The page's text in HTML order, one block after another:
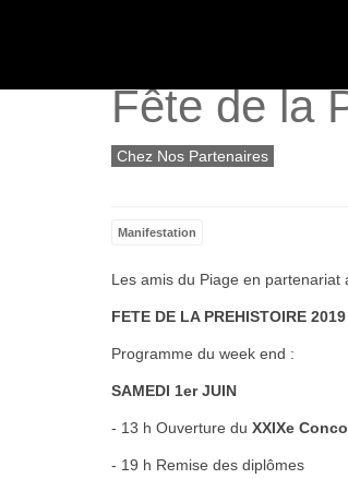
Fête de la
Chez Nos Partenaires
Manifestation
Les amis du Piage en
FETE DE LA PREHISTOIRE 2019
Programme du week end :
SAMEDI 1er JUIN
- 13 h Ouverture du XXIXe
- 19 h Remise des diplômes